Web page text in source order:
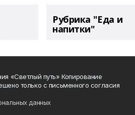
Рубрика "Еда и
напитки"
«Светлый путь» Копирование
только с письменного согласия
данных